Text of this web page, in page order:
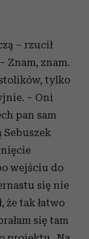
– rzucił
Znam, znam.
tylko
– Oni
pan sam
wejściu do
się nie
że tak łatwo
się tam